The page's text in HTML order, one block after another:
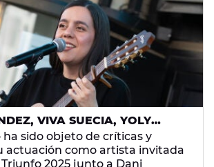
VIVA SUECIA, YOLY
LOS ARTISTAS QUE
VALERIA CASTRO TRAS SU
ha sido objeto de críticas y
actuación como artista invitada
2025 junto a Dani